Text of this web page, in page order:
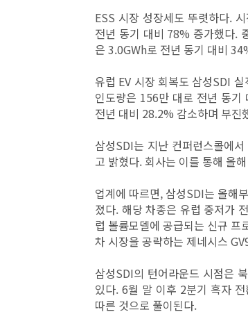
ESS 시장 성장세도 뚜렷하다.
전년 동기 대비 78% 증가했다.
은 3.0GWh로 전년 동기 대비
유럽 EV 시장 회복도 삼성SDI
인도량은 156만 대로 전년 동
전년 대비 28.2% 감소하며 부진
삼성SDI는 지난 컨퍼런스콜에
고 밝혔다. 회사는 이를 통해 올
업계에 따르면, 삼성SDI는 올해
졌다. 해당 차종은 유럽 중저가
럽 볼륨모델에 공급되는 신규 프
차 시장을 공략하는 제네시스
삼성SDI의 턴어라운드 시점은
있다. 6월 말 이후 2분기 흑자
따른 것으로 풀이된다.